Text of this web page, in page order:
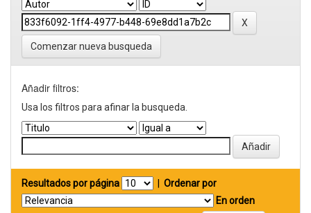
Comenzar nueva busqueda
Añadir filtros:
Usa los filtros para afinar la busqueda.
Resultados por página
Ordenar por
En orden